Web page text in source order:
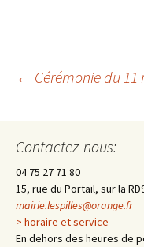
des
articles
← Cérémonie du 11
Contactez-nous:
04 75 27 71 80
15, rue du Portail, sur la
mairie.lespilles@orange.fr
> horaire et service
En dehors des heures de